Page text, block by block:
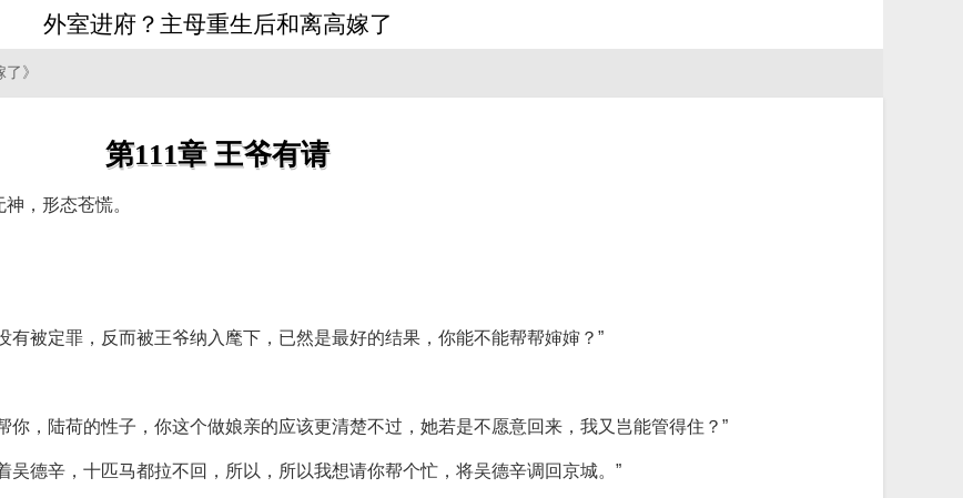
外室进府？主母重生后和离高嫁了
》
第111章 王爷有请
，形态苍慌。
被定罪，反而被王爷纳入麾下，已然是最好的结果，你能不能帮帮婶婶？”
你，陆荷的性子，你这个做娘亲的应该更清楚不过，她若是不愿意回来，我又岂能管得住？”
吴德辛，十匹马都拉不回，所以，所以我想请你帮个忙，将吴德辛调回京城。”